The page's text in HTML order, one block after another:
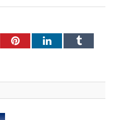
PinterestLinkedInTumblr